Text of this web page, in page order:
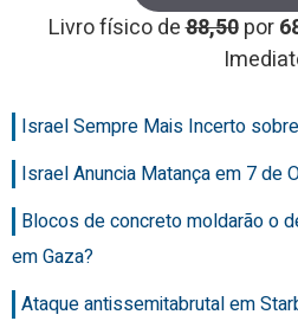
Livro físico de88,50 por
Israel Sempre Mais Incerto
Israel Anuncia Matança em 7 de
Blocos de concreto moldarão o
em Gaza?
Ataque antissemitabrutal em